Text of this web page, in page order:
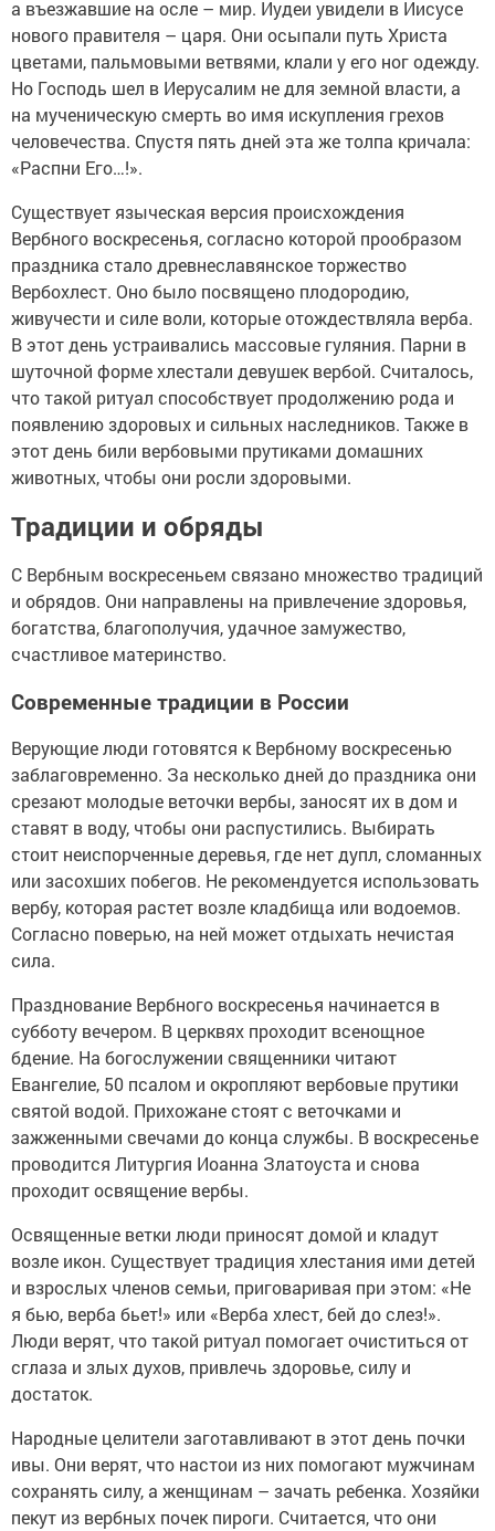
а въезжавшие на осле – мир. Иудеи увидели в Иисусе
нового правителя – царя. Они осыпали путь Христа
цветами, пальмовыми ветвями, клали у его ног одежду.
Но Господь шел в Иерусалим не для земной власти, а
на мученическую смерть во имя искупления грехов
человечества. Спустя пять дней эта же толпа кричала:
«Распни Его…!».
Существует языческая версия происхождения
Вербного воскресенья, согласно которой прообразом
праздника стало древнеславянское торжество
Вербохлест. Оно было посвящено плодородию,
живучести и силе воли, которые отождествляла верба.
В этот день устраивались массовые гуляния. Парни в
шуточной форме хлестали девушек вербой. Считалось,
что такой ритуал способствует продолжению рода и
появлению здоровых и сильных наследников. Также в
этот день били вербовыми прутиками домашних
животных, чтобы они росли здоровыми.
Традиции и обряды
С Вербным воскресеньем связано множество традиций
и обрядов. Они направлены на привлечение здоровья,
богатства, благополучия, удачное замужество,
счастливое материнство.
Современные традиции в России
Верующие люди готовятся к Вербному воскресенью
заблаговременно. За несколько дней до праздника они
срезают молодые веточки вербы, заносят их в дом и
ставят в воду, чтобы они распустились. Выбирать
стоит неиспорченные деревья, где нет дупл, сломанных
или засохших побегов. Не рекомендуется использовать
вербу, которая растет возле кладбища или водоемов.
Согласно поверью, на ней может отдыхать нечистая
сила.
Празднование Вербного воскресенья начинается в
субботу вечером. В церквях проходит всенощное
бдение. На богослужении священники читают
Евангелие, 50 псалом и окропляют вербовые прутики
святой водой. Прихожане стоят с веточками и
зажженными свечами до конца службы. В воскресенье
проводится Литургия Иоанна Златоуста и снова
проходит освящение вербы.
Освященные ветки люди приносят домой и кладут
возле икон. Существует традиция хлестания ими детей
и взрослых членов семьи, приговаривая при этом: «Не
я бью, верба бьет!» или «Верба хлест, бей до слез!».
Люди верят, что такой ритуал помогает очиститься от
сглаза и злых духов, привлечь здоровье, силу и
достаток.
Народные целители заготавливают в этот день почки
ивы. Они верят, что настои из них помогают мужчинам
сохранять силу, а женщинам – зачать ребенка. Хозяйки
пекут из вербных почек пироги. Считается, что они